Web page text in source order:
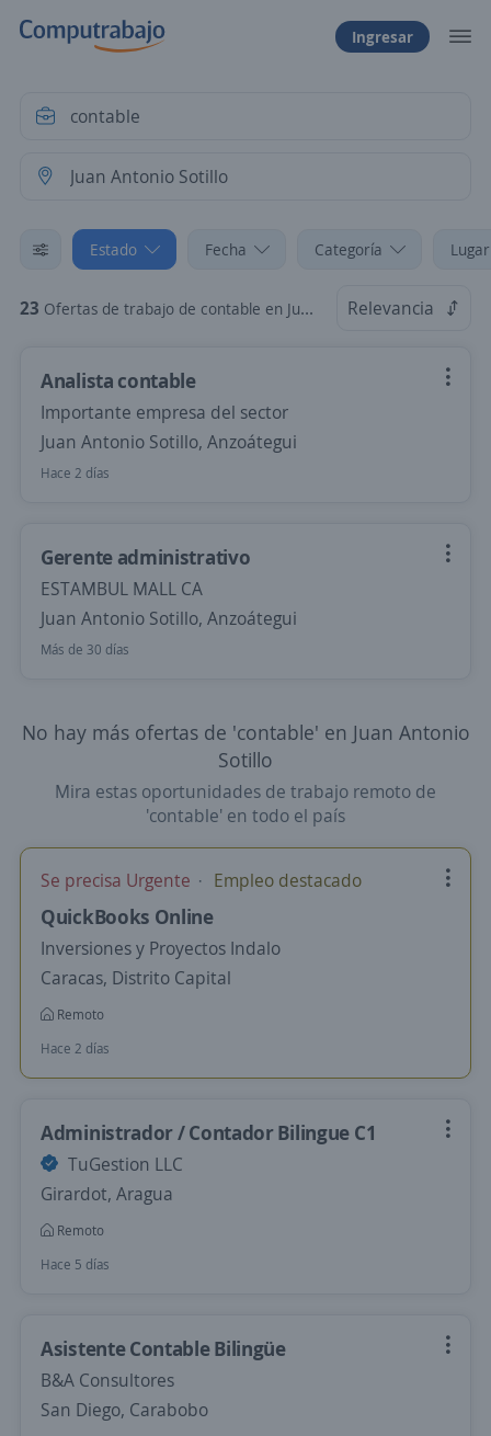
Ingresar
Estado Fecha Categoría
23 Ofertas de trabajo de contable en Juan Antonio Sotillo, Anzoátegui Relevancia
Analista contable
Importante empresa del sector
Juan Antonio Sotillo, Anzoátegui
Hace 2 días
Gerente administrativo
ESTAMBUL MALL CA
Juan Antonio Sotillo, Anzoátegui
Más de 30 días
No hay más ofertas de 'contable' en Juan Antonio
Sotillo
Mira estas oportunidades de trabajo remoto de
'contable' en todo el país
Se precisa Urgente Empleo destacado
QuickBooks Online
Inversiones y Proyectos Indalo
Caracas, Distrito Capital
Remoto
Hace 2 días
Administrador / Contador Bilingue C1
TuGestion LLC
Girardot, Aragua
Remoto
Hace 5 días
Asistente Contable Bilingüe
B&A Consultores
San Diego, Carabobo